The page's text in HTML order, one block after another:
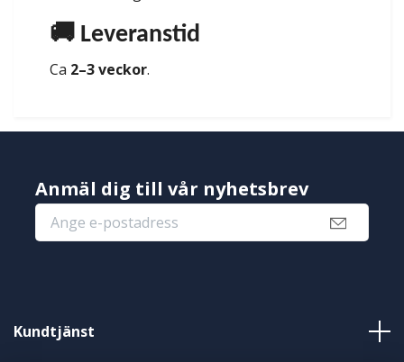
🚚 Leveranstid
Ca 2–3 veckor.
Anmäl dig till vår nyhetsbrev
Kundtjänst